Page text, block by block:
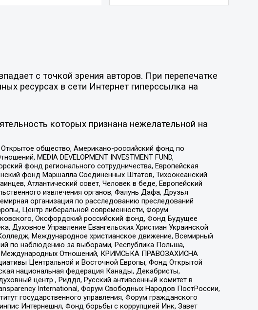
с точкой зрения авторов. При перепечатке
ресурсах в сети Интернет гиперссылка на
которых признана нежелательной на
общество, Американо-российский фонд по
MEDIA DEVELOPMENT INVESTMENT FUND,
фонд регионального сотрудничества, Европейская
фонд Маршалла Соединенных Штатов, Тихоокеанский
Атлантический совет, Человек в беде, Европейский
извлечения органов, Фалунь Дафа, Друзья
организация по расследованию преследований
Центр либеральной современности, Форум
Оксфордский российский фонд, Фонд Будущее
Управление Евангельских Христиан Украинской
Международное христианское движение, Всемирный
по наблюдению за выборами, Республика Польша,
Международных Отношений, КРИМСЬКА ПРАВОЗАХИСНА
Центральной и Восточной Европы, Фонд Открытой
национальная федерация Канады, Декабристы,
центр , Риддл, Русский антивоенный комитет в
International, Форум Свободных Народов ПостРоссии,
государственного управления, Форум гражданского
Интернешнл, Фонд борьбы с коррупцией Инк, Завет